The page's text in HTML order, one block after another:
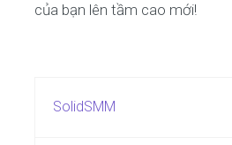
của bạn lên tầm cao mới!
SolidSMM